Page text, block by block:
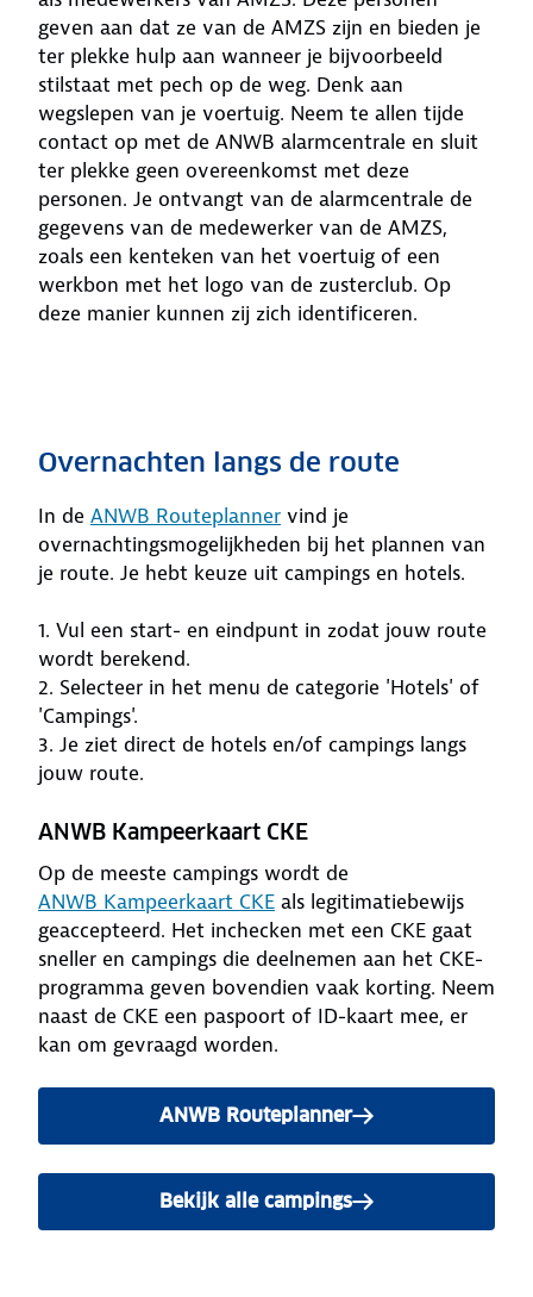
geven aan dat ze van de AMZS zijn en bieden je
ter plekke hulp aan wanneer je bijvoorbeeld
stilstaat met pech op de weg. Denk aan
wegslepen van je voertuig. Neem te allen tijde
contact op met de ANWB alarmcentrale en sluit
ter plekke geen overeenkomst met deze
personen. Je ontvangt van de alarmcentrale de
gegevens van de medewerker van de AMZS,
zoals een kenteken van het voertuig of een
werkbon met het logo van de zusterclub. Op
deze manier kunnen zij zich identificeren.
Overnachten langs de route
In de ANWB Routeplanner vind je
overnachtingsmogelijkheden bij het plannen van
je route. Je hebt keuze uit campings en hotels.
1. Vul een start- en eindpunt in zodat jouw route
wordt berekend.
2. Selecteer in het menu de categorie 'Hotels' of
'Campings'.
3. Je ziet direct de hotels en/of campings langs
jouw route.
ANWB Kampeerkaart CKE
Op de meeste campings wordt de
ANWB Kampeerkaart CKE als legitimatiebewijs
geaccepteerd. Het inchecken met een CKE gaat
sneller en campings die deelnemen aan het CKE-
programma geven bovendien vaak korting. Neem
naast de CKE een paspoort of ID-kaart mee, er
kan om gevraagd worden.
ANWB Routeplanner
Bekijk alle campings